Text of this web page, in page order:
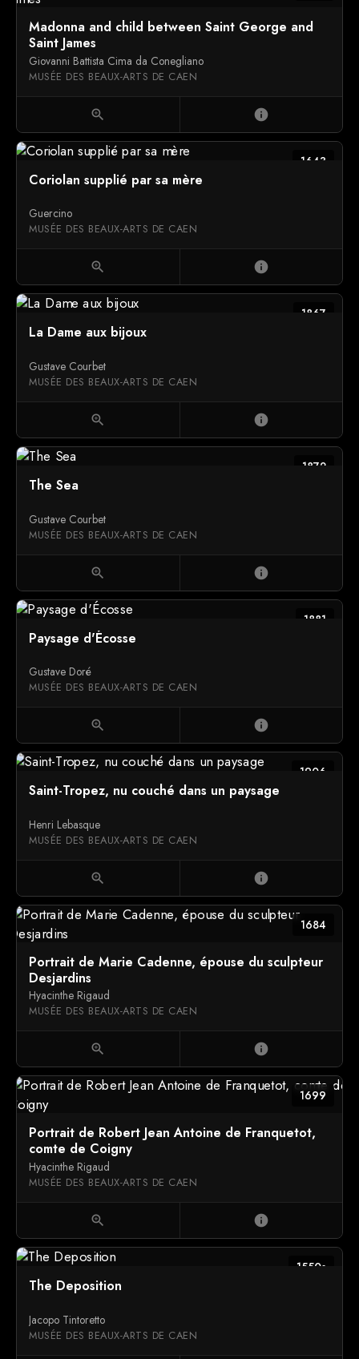
Madonna and child between Saint George and
Saint James
Giovanni Battista Cima da Conegliano
MUSÉE DES BEAUX-ARTS DE CAEN
zoom_in info
1643
Coriolan supplié par sa mère
Guercino
MUSÉE DES BEAUX-ARTS DE CAEN
zoom_in info
1867
La Dame aux bijoux
Gustave Courbet
MUSÉE DES BEAUX-ARTS DE CAEN
zoom_in info
1872
The Sea
Gustave Courbet
MUSÉE DES BEAUX-ARTS DE CAEN
zoom_in info
1881
Paysage d'Écosse
Gustave Doré
MUSÉE DES BEAUX-ARTS DE CAEN
zoom_in info
1906
Saint-Tropez, nu couché dans un paysage
Henri Lebasque
MUSÉE DES BEAUX-ARTS DE CAEN
zoom_in info
1684
Portrait de Marie Cadenne, épouse du sculpteur
Desjardins
Hyacinthe Rigaud
MUSÉE DES BEAUX-ARTS DE CAEN
zoom_in info
1699
Portrait de Robert Jean Antoine de Franquetot,
comte de Coigny
Hyacinthe Rigaud
MUSÉE DES BEAUX-ARTS DE CAEN
zoom_in info
1550s
The Deposition
Jacopo Tintoretto
MUSÉE DES BEAUX-ARTS DE CAEN